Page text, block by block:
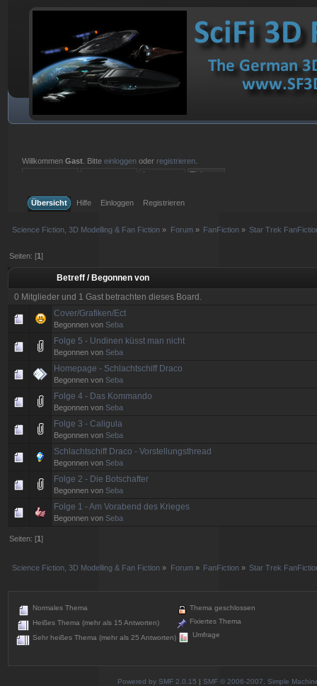
WillkommenGast . Bitteeinloggen oder registrieren
Übersicht
Hilfe Einloggen Registrieren
Science Fiction, 3D Modelling & Fan Fiction » Forum» FanFiction » Star Trek
Seiten: [1]
Betreff / Begonnen von
0 Mitglieder und 1 Gast betrachten dieses Board.
Cover/Grafiken/Ect
Begonnen vonSeba
Folge 5 - Undinen küsst man nicht
Begonnen vonSeba
Homepage - Schlachtschiff Draco
Begonnen vonSeba
Folge 4 - Das Kommando
Begonnen vonSeba
Folge 3 - Caligula
Begonnen vonSeba
Schlachtschiff Draco - Vorstellungsthread
Begonnen vonSeba
Folge 2 - Die Botschafter
Begonnen vonSeba
Folge 1 - Am Vorabend des Krieges
Begonnen vonSeba
Seiten: [1]
Science Fiction, 3D Modelling & Fan Fiction » Forum» FanFiction » Star Trek
Normales Thema
Heißes Thema (mehr als 15 Antworten)
Sehr heißes Thema (mehr als 25 Antworten)
Thema geschlossen
Fixiertes Thema
Umfrage
Powered by SMF 2.0.15 | SMF © 2006-2007, Simple